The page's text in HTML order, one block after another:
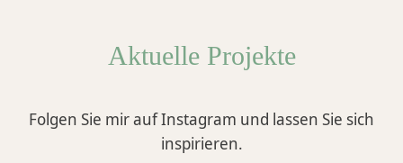
Aktuelle Projekte
Folgen Sie mir auf Instagram und lassen Sie sich
inspirieren.